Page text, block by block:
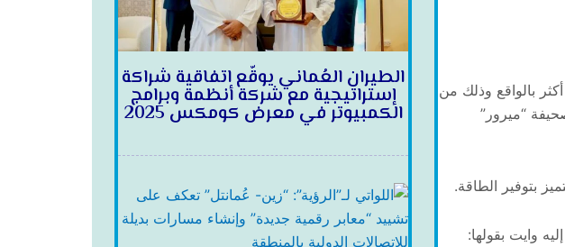
بالواقع وذلك من
“ميرور”
وايت بقولها:
الطيران العُماني يوقّع اتفاقية شراكة
إستراتيجية مع شركة أنظمة وبرامج
الكمبيوتر في معرض كومكس 2025